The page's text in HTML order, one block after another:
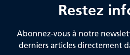
Restez
Abonnez-vous à notre
derniers articles directement